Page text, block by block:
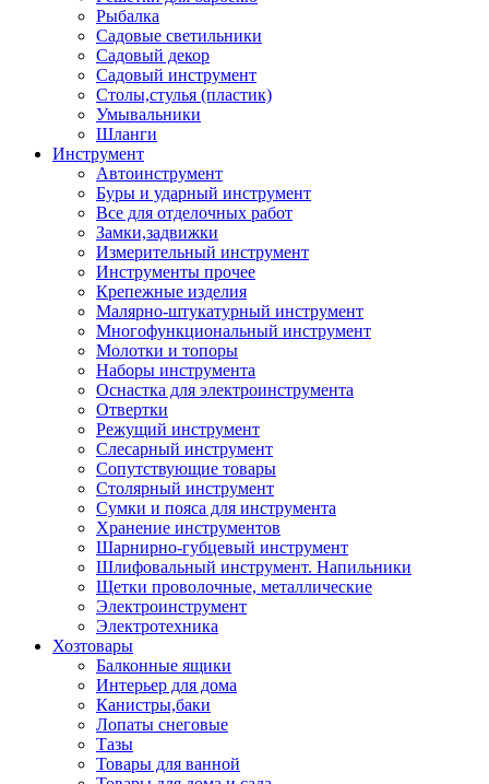
Рыбалка
Садовые светильники
Садовый декор
Садовый инструмент
Столы,стулья (пластик)
Умывальники
Шланги
Инструмент
Автоинструмент
Буры и ударный инструмент
Все для отделочных работ
Замки,задвижки
Измерительный инструмент
Инструменты прочее
Крепежные изделия
Малярно-штукатурный инструмент
Многофункциональный инструмент
Молотки и топоры
Наборы инструмента
Оснастка для электроинструмента
Отвертки
Режущий инструмент
Слесарный инструмент
Сопутствующие товары
Столярный инструмент
Сумки и пояса для инструмента
Хранение инструментов
Шарнирно-губцевый инструмент
Шлифовальный инструмент. Напильники
Щетки проволочные, металлические
Электроинструмент
Электротехника
Хозтовары
Балконные ящики
Интерьер для дома
Канистры,баки
Лопаты снеговые
Тазы
Товары для ванной